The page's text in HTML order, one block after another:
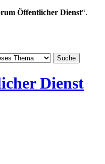
Öffentlicher Dienst“.